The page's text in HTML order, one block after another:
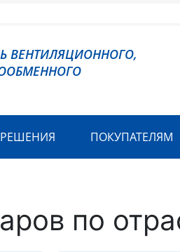
ВЕНТИЛЯЦИОННОГО,
ПОКУПАТЕЛЯМ
по